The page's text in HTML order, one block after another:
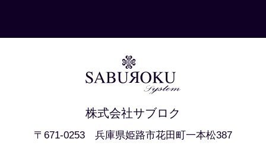
株式会社サブロク
〒671-0253 兵庫県姫路市花田町一本松387